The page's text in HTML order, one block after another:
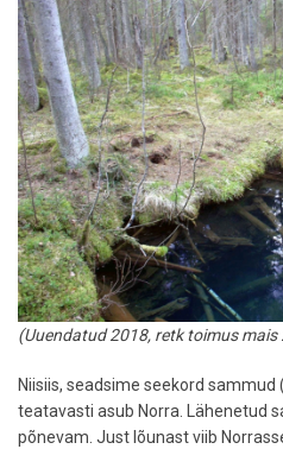
Eesti
matkaradu
ehk
kui
tervet
rehkendust
ei
jõua...
(Uuendatud 2018, retk toimus mais
Niisiis, seadsime seekord
teatavasti asub Norra. Lähenetud
põnevam. Just lõunast viib